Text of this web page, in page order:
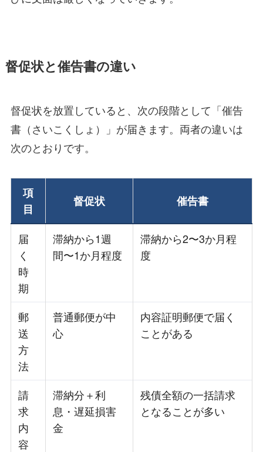
督促状と催告書の違い
督促状を放置していると、次の段階として「催告
書（さいこくしょ）」が届きます。両者の違いは
次のとおりです。
項
目
督促状 催告書
届
く
時
期
滞納から1週
間〜1か月程度
滞納から2〜3か月程
度
郵
送
方
法
普通郵便が中
心
内容証明郵便で届く
ことがある
請
求
内
容
滞納分＋利
息・遅延損害
金
残債全額の一括請求
となることが多い